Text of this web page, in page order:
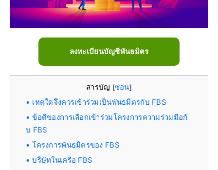
ลงทะเบียนบัญชีพันธมิตร
สารบัญ [ซ่อน]
เหตุใดจึงควรเข้าร่วมเป็นพันธมิตรกับ FBS
ข้อดีของการเลือกเข้าร่วมโครงการความร่วมมือกั
บ FBS
โครงการพันธมิตรของ FBS
บริษัทในเครือ FBS